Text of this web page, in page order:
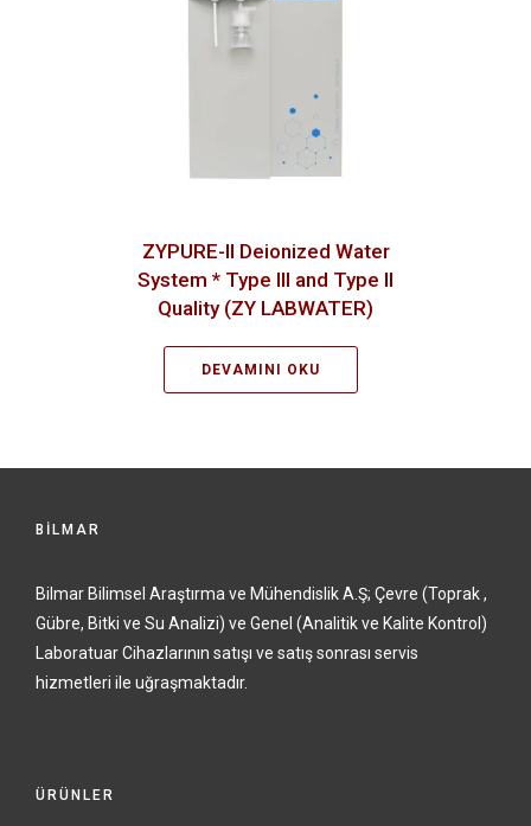
ZYPURE-II Deionized Water
System * Type III and Type II
Quality (ZY LABWATER)
DEVAMINI OKU
BİLMAR
Bilmar Bilimsel Araştırma ve Mühendislik A.Ş; Çevre (Toprak ,
Gübre, Bitki ve Su Analizi) ve Genel (Analitik ve Kalite Kontrol)
Laboratuar Cihazlarının satışı ve satış sonrası servis
hizmetleri ile uğraşmaktadır.
ÜRÜNLER